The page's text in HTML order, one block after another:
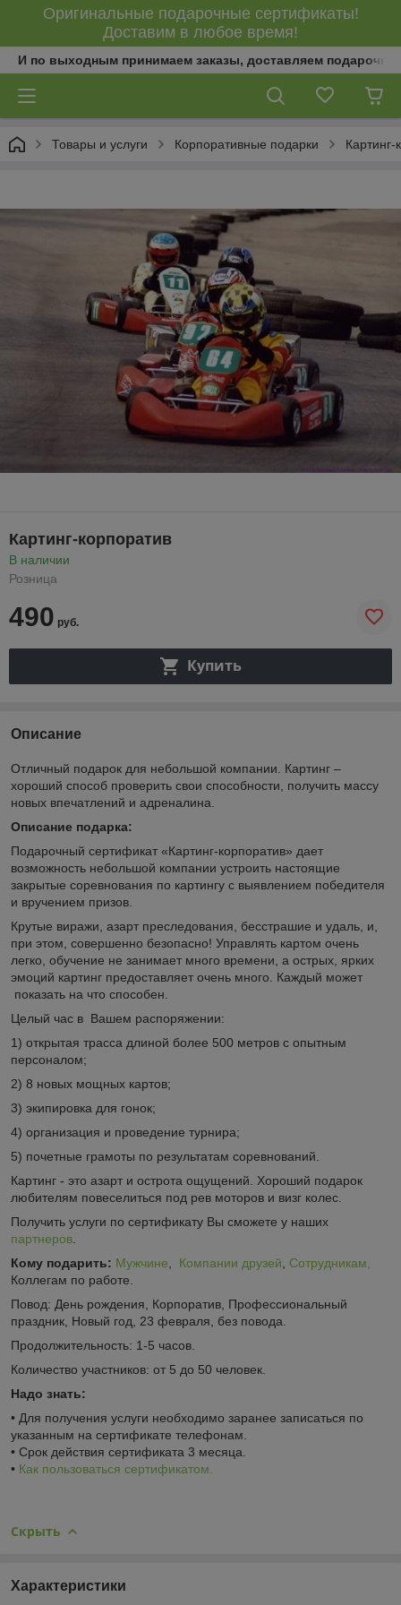
Оригинальные подарочные сертификаты!
Доставим в любое время!
И по выходным принимаем заказы, доставляем
Товары и услуги Корпоративные подарки Картинг-
Картинг-корпоратив
В наличии
Розница
490 руб.
Купить
Описание
Отличный подарок для небольшой компании. Картинг –
хороший способ проверить свои способности, получить массу
новых впечатлений и адреналина.
Описание подарка:
Подарочный сертификат «Картинг-корпоратив» дает
возможность небольшой компании устроить настоящие
закрытые соревнования по картингу с выявлением победителя
и вручением призов.
Крутые виражи, азарт преследования, бесстрашие и удаль, и,
при этом, совершенно безопасно! Управлять картом очень
легко, обучение не занимает много времени, а острых, ярких
эмоций картинг предоставляет очень много. Каждый может
показать на что способен.
Целый час в Вашем распоряжении:
1) открытая трасса длиной более 500 метров с опытным
персоналом;
2) 8 новых мощных картов;
3) экипировка для гонок;
4) организация и проведение турнира;
5) почетные грамоты по результатам соревнований.
Картинг - это азарт и острота ощущений. Хороший подарок
любителям повеселиться под рев моторов и визг колес.
Получить услуги по сертификату Вы сможете у наших
партнеров
Кому подарить: Мужчине Компании друзей
Сотрудникам,
Коллегам по работе.
Повод: День рождения, Корпоратив, Профессиональный
праздник, Новый год, 23 февраля, без повода.
Продолжительность: 1-5 часов.
Количество участников: от 5 до 50 человек.
Надо знать:
• Для получения услуги необходимо заранее записаться по
указанным на сертификате телефонам.
• Срок действия сертификата 3 месяца.
• Как пользоваться сертификатом.
Скрыть
Характеристики